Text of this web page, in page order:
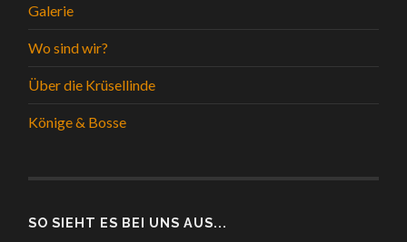
Galerie
Wo sind wir?
Über die Krüsellinde
Könige & Bosse
SO SIEHT ES BEI UNS AUS...